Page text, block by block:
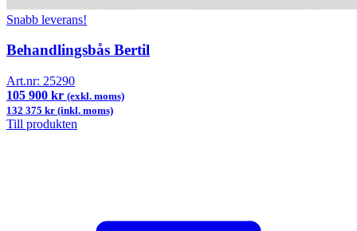
Snabb leverans!
Behandlingsbås Bertil
Art.nr: 25290
105 900 kr (exkl. moms)
132 375 kr (inkl. moms)
Till produkten